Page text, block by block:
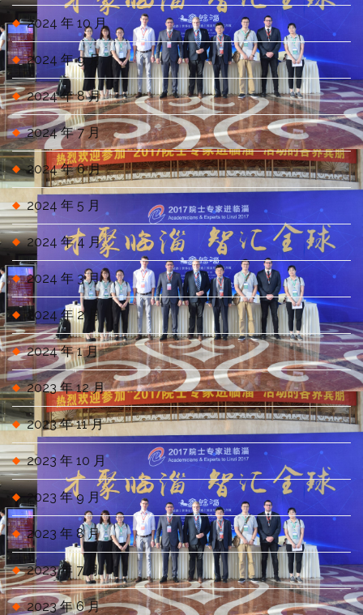
2024 年 10 月
2024 年 9 月
2024 年 8 月
2024 年 7 月
2024 年 6 月
2024 年 5 月
2024 年 4 月
2024 年 3 月
2024 年 2 月
2024 年 1 月
2023 年 12 月
2023 年 11 月
2023 年 10 月
2023 年 9 月
2023 年 8 月
2023 年 7 月
2023 年 6 月